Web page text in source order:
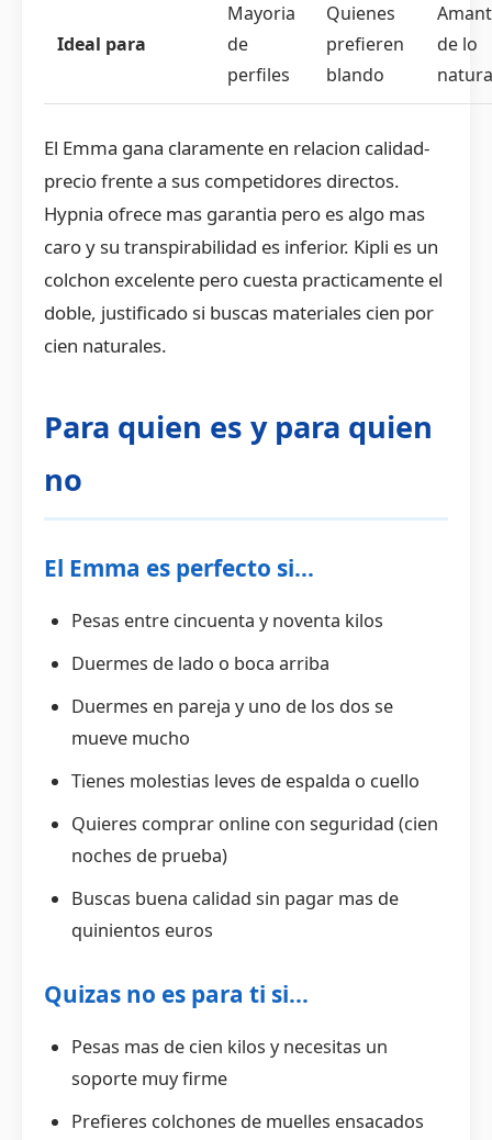
Ideal para
Mayoria
de
perfiles
Quienes
prefieren
blando
de lo
El Emma gana claramente en relacion calidad-
precio frente a sus competidores directos.
Hypnia ofrece mas garantia pero es algo mas
caro y su transpirabilidad es inferior. Kipli es un
colchon excelente pero cuesta practicamente el
doble, justificado si buscas materiales cien por
cien naturales.
Para quien es y para quien
no
El Emma es perfecto si...
Pesas entre cincuenta y noventa kilos
Duermes de lado o boca arriba
Duermes en pareja y uno de los dos se
mueve mucho
Tienes molestias leves de espalda o cuello
Quieres comprar online con seguridad (cien
noches de prueba)
Buscas buena calidad sin pagar mas de
quinientos euros
Quizas no es para ti si...
Pesas mas de cien kilos y necesitas un
soporte muy firme
Prefieres colchones de muelles ensacados